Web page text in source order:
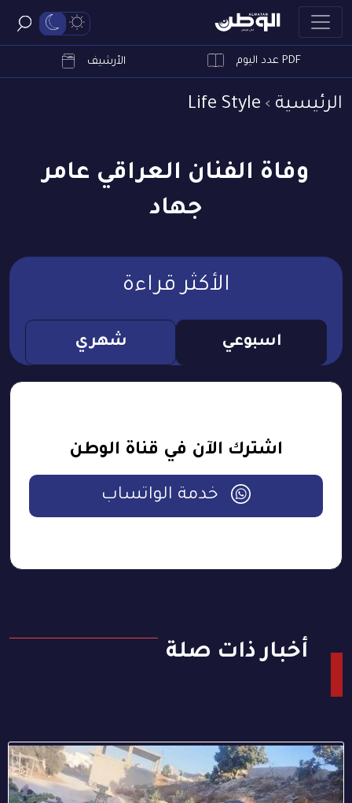
PDF عدد اليوم الأرشيف
الرئيسية Life Style
وفاة الفنان العراقي عامر
جهاد
الأكثر قراءة
اسبوعي شهري
اشترك الآن في قناة الوطن
خدمة الواتساب
أخبار ذات صلة